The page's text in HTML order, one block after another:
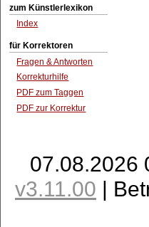
zum Künstlerlexikon
Index
für Korrektoren
Fragen & Antworten
Korrekturhilfe
PDF zum Taggen
PDF zur Korrektur
07.08.2026
v3.11.00 |